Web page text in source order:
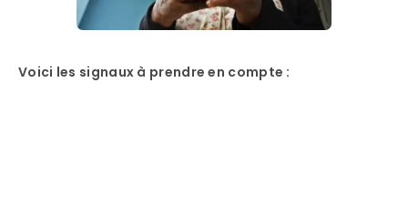
Voici les signaux à prendre en compte :